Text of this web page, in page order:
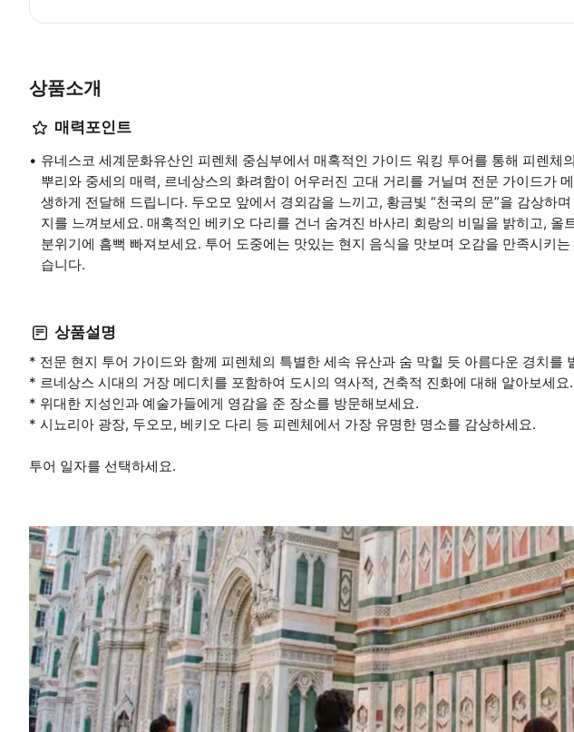
상품소개
매력포인트
유네스코 세계문화유산인 피렌체 중심부에서 매혹적인 가이드 워킹 투어를 통해 피렌체
뿌리와 중세의 매력, 르네상스의 화려함이 어우러진 고대 거리를 거닐며 전문 가이드가
생하게 전달해 드립니다. 두오모 앞에서 경외감을 느끼고, 황금빛 “천국의 문”을 감상하
지를 느껴보세요. 매혹적인 베키오 다리를 건너 숨겨진 바사리 회랑의 비밀을 밝히고, 올
분위기에 흠뻑 빠져보세요. 투어 도중에는 맛있는 현지 음식을 맛보며 오감을 만족시키
습니다.
상품설명
* 전문 현지 투어 가이드와 함께 피렌체의 특별한 세속 유산과 숨 막힐 듯 아름다운 경치를
* 르네상스 시대의 거장 메디치를 포함하여 도시의 역사적, 건축적 진화에 대해 알아보세요.
* 위대한 지성인과 예술가들에게 영감을 준 장소를 방문해보세요.
* 시뇨리아 광장, 두오모, 베키오 다리 등 피렌체에서 가장 유명한 명소를 감상하세요.
투어 일자를 선택하세요.